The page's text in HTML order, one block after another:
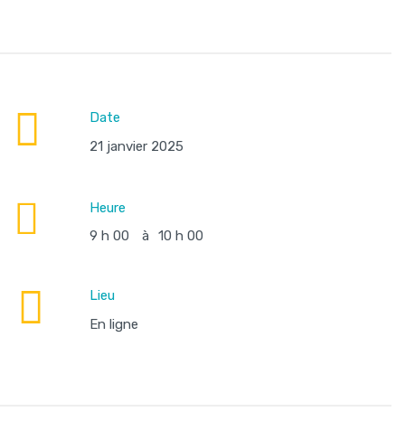
Date
21 janvier 2025
Heure
9 h 00
à 10 h 00
Lieu
En ligne